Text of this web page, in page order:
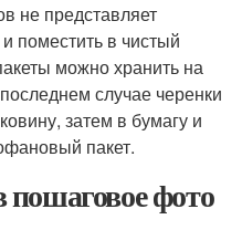
не представляет
поместить в чистый
можно хранить на
случае черенки
затем в бумагу и
пакет.
фото